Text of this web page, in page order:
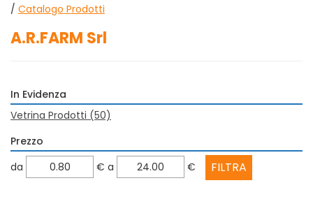
/ Catalogo Prodotti
A.R.FARM Srl
In Evidenza
Vetrina Prodotti (50)
Prezzo
filtra
da € filtra
a €